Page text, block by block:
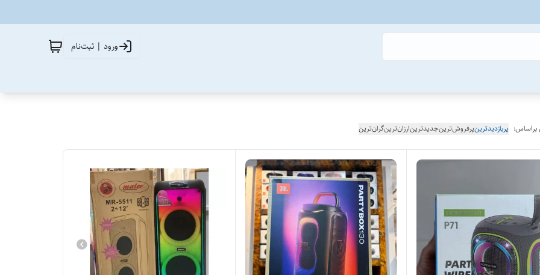
ورود | ثبت‌نام
پربازدیدترینپرفروش‌ترینجدیدترینارزان‌ترینگران‌ترین